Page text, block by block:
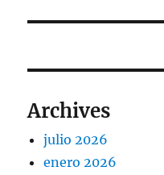
Archives
julio 2026
enero 2026